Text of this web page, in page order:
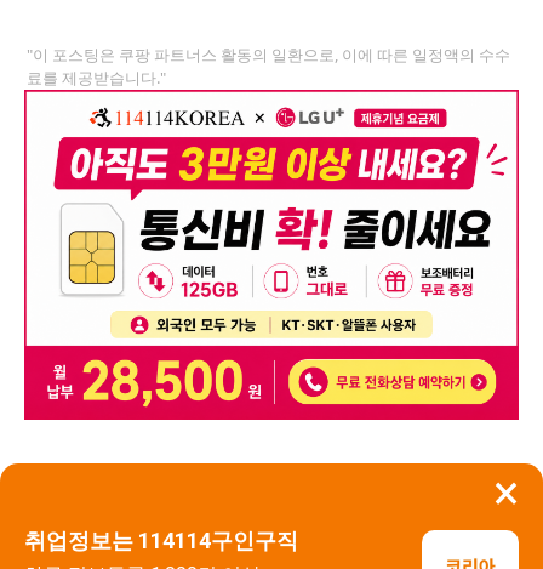
×
취업정보는 114114구인구직
"이 포스팅은 쿠팡 파트너스 활동의 일환으로, 이에 따른 일정액의 수수
료를 제공받습니다."